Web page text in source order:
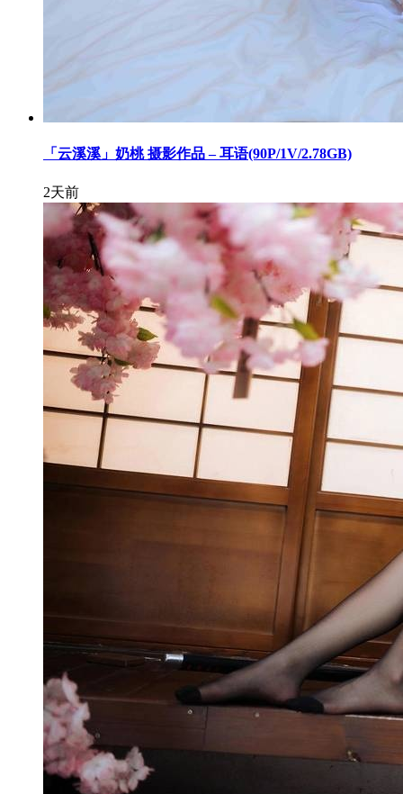
「云溪溪」奶桃 摄影作品 – 耳语(90P/1V/2.78GB)
2天前